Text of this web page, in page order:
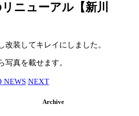
ニューアル【新川
改装してキレイにしました。
写真を載せます。
NEWS NEXT
Archive